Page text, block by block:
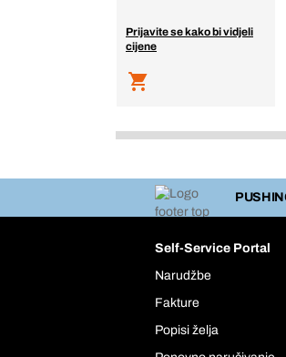
Prijavite se kako bi vidjeli
cijene
Self-Service Portal
Narudžbe
Fakture
Popisi želja